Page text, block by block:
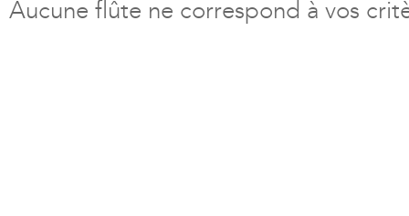
Aucune flûte ne correspond à vos